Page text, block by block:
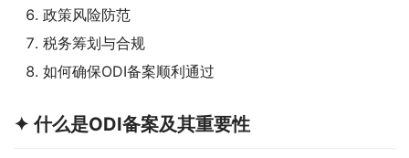
政策风险防范
税务筹划与合规
如何确保ODI备案顺利通过
✦ 什么是ODI备案及其重要性